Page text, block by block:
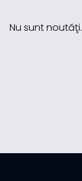
Nu sunt noutăţi.